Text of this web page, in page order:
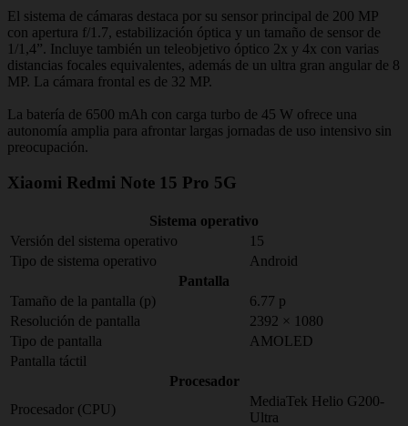
El sistema de cámaras destaca por su sensor principal de 200 MP
con apertura f/1.7, estabilización óptica y un tamaño de sensor de
1/1,4”. Incluye también un teleobjetivo óptico 2x y 4x con varias
distancias focales equivalentes, además de un ultra gran angular de 8
MP. La cámara frontal es de 32 MP.
La batería de 6500 mAh con carga turbo de 45 W ofrece una
autonomía amplia para afrontar largas jornadas de uso intensivo sin
preocupación.
Xiaomi Redmi Note 15 Pro 5G
Sistema operativo
Versión del sistema operativo
15
Tipo de sistema operativo
Android
Pantalla
Tamaño de la pantalla (p)
6.77 p
Resolución de pantalla
2392 × 1080
Tipo de pantalla
AMOLED
Pantalla táctil
Procesador
Procesador (CPU)
MediaTek Helio G200-
Ultra